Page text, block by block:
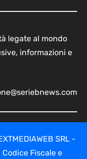
legate al mondo
informazioni e
SRL -
Codice Fiscale e